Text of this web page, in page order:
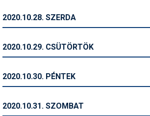
2020.10.28. SZERDA
2020.10.29. CSÜTÖRTÖK
2020.10.30. PÉNTEK
2020.10.31. SZOMBAT